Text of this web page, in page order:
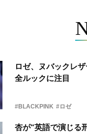
ロゼ、ヌバックレ
全ルックに注目
#BLACKPINK #ロゼ
杏が“英語で演じる